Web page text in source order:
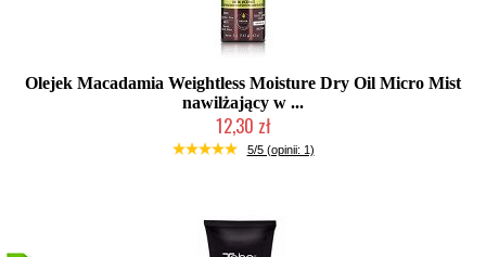
Olejek Macadamia Weightless Moisture Dry Oil Micro Mist
nawilżający w ...
12,30 zł
Produkt wycofany
5/5 (opinii: 1)